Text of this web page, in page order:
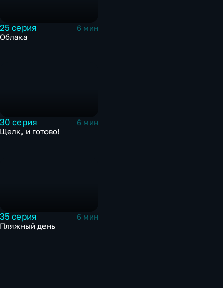
25 серия
6 мин
Облака
30 серия
6 мин
Щелк, и готово!
35 серия
6 мин
Пляжный день